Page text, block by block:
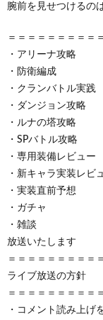
腕前を見せつけるの
＝＝＝＝＝＝＝＝＝
・アリーナ攻略
・防衛編成
・クランバトル実践
・ダンジョン攻略
・ルナの塔攻略
・SPバトル攻略
・専用装備レビュー
・新キャラ実装レビ
・実装直前予想
・ガチャ
・雑談
放送いたします
＝＝＝＝＝＝＝＝＝
ライブ放送の方針
＝＝＝＝＝＝＝＝＝
・コメント読み上げ